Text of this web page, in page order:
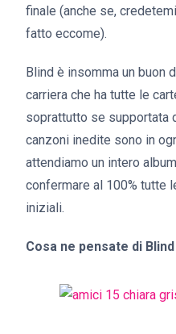
finale (anche se,
fatto eccome).
Blind è insomma un buon
carriera che ha tutte le
soprattutto se supportata
canzoni inedite sono in
attendiamo un intero
confermare al 100% tutte
iniziali.
Cosa ne pensate di